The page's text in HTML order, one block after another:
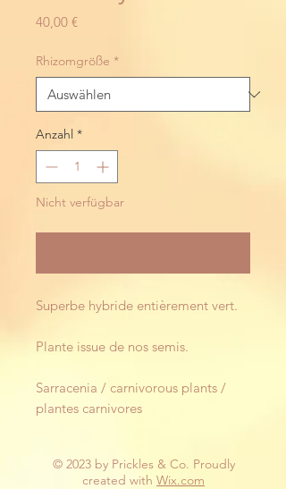
40,00 €Preis
Rhizomgröße *
Anzahl *
Nicht verfügbar
Superbe hybride entièrement vert.
Plante issue de nos semis.
Sarracenia / carnivorous plants /
plantes carnivores
© 2023 by Prickles & Co. Proudly
created with Wix.com